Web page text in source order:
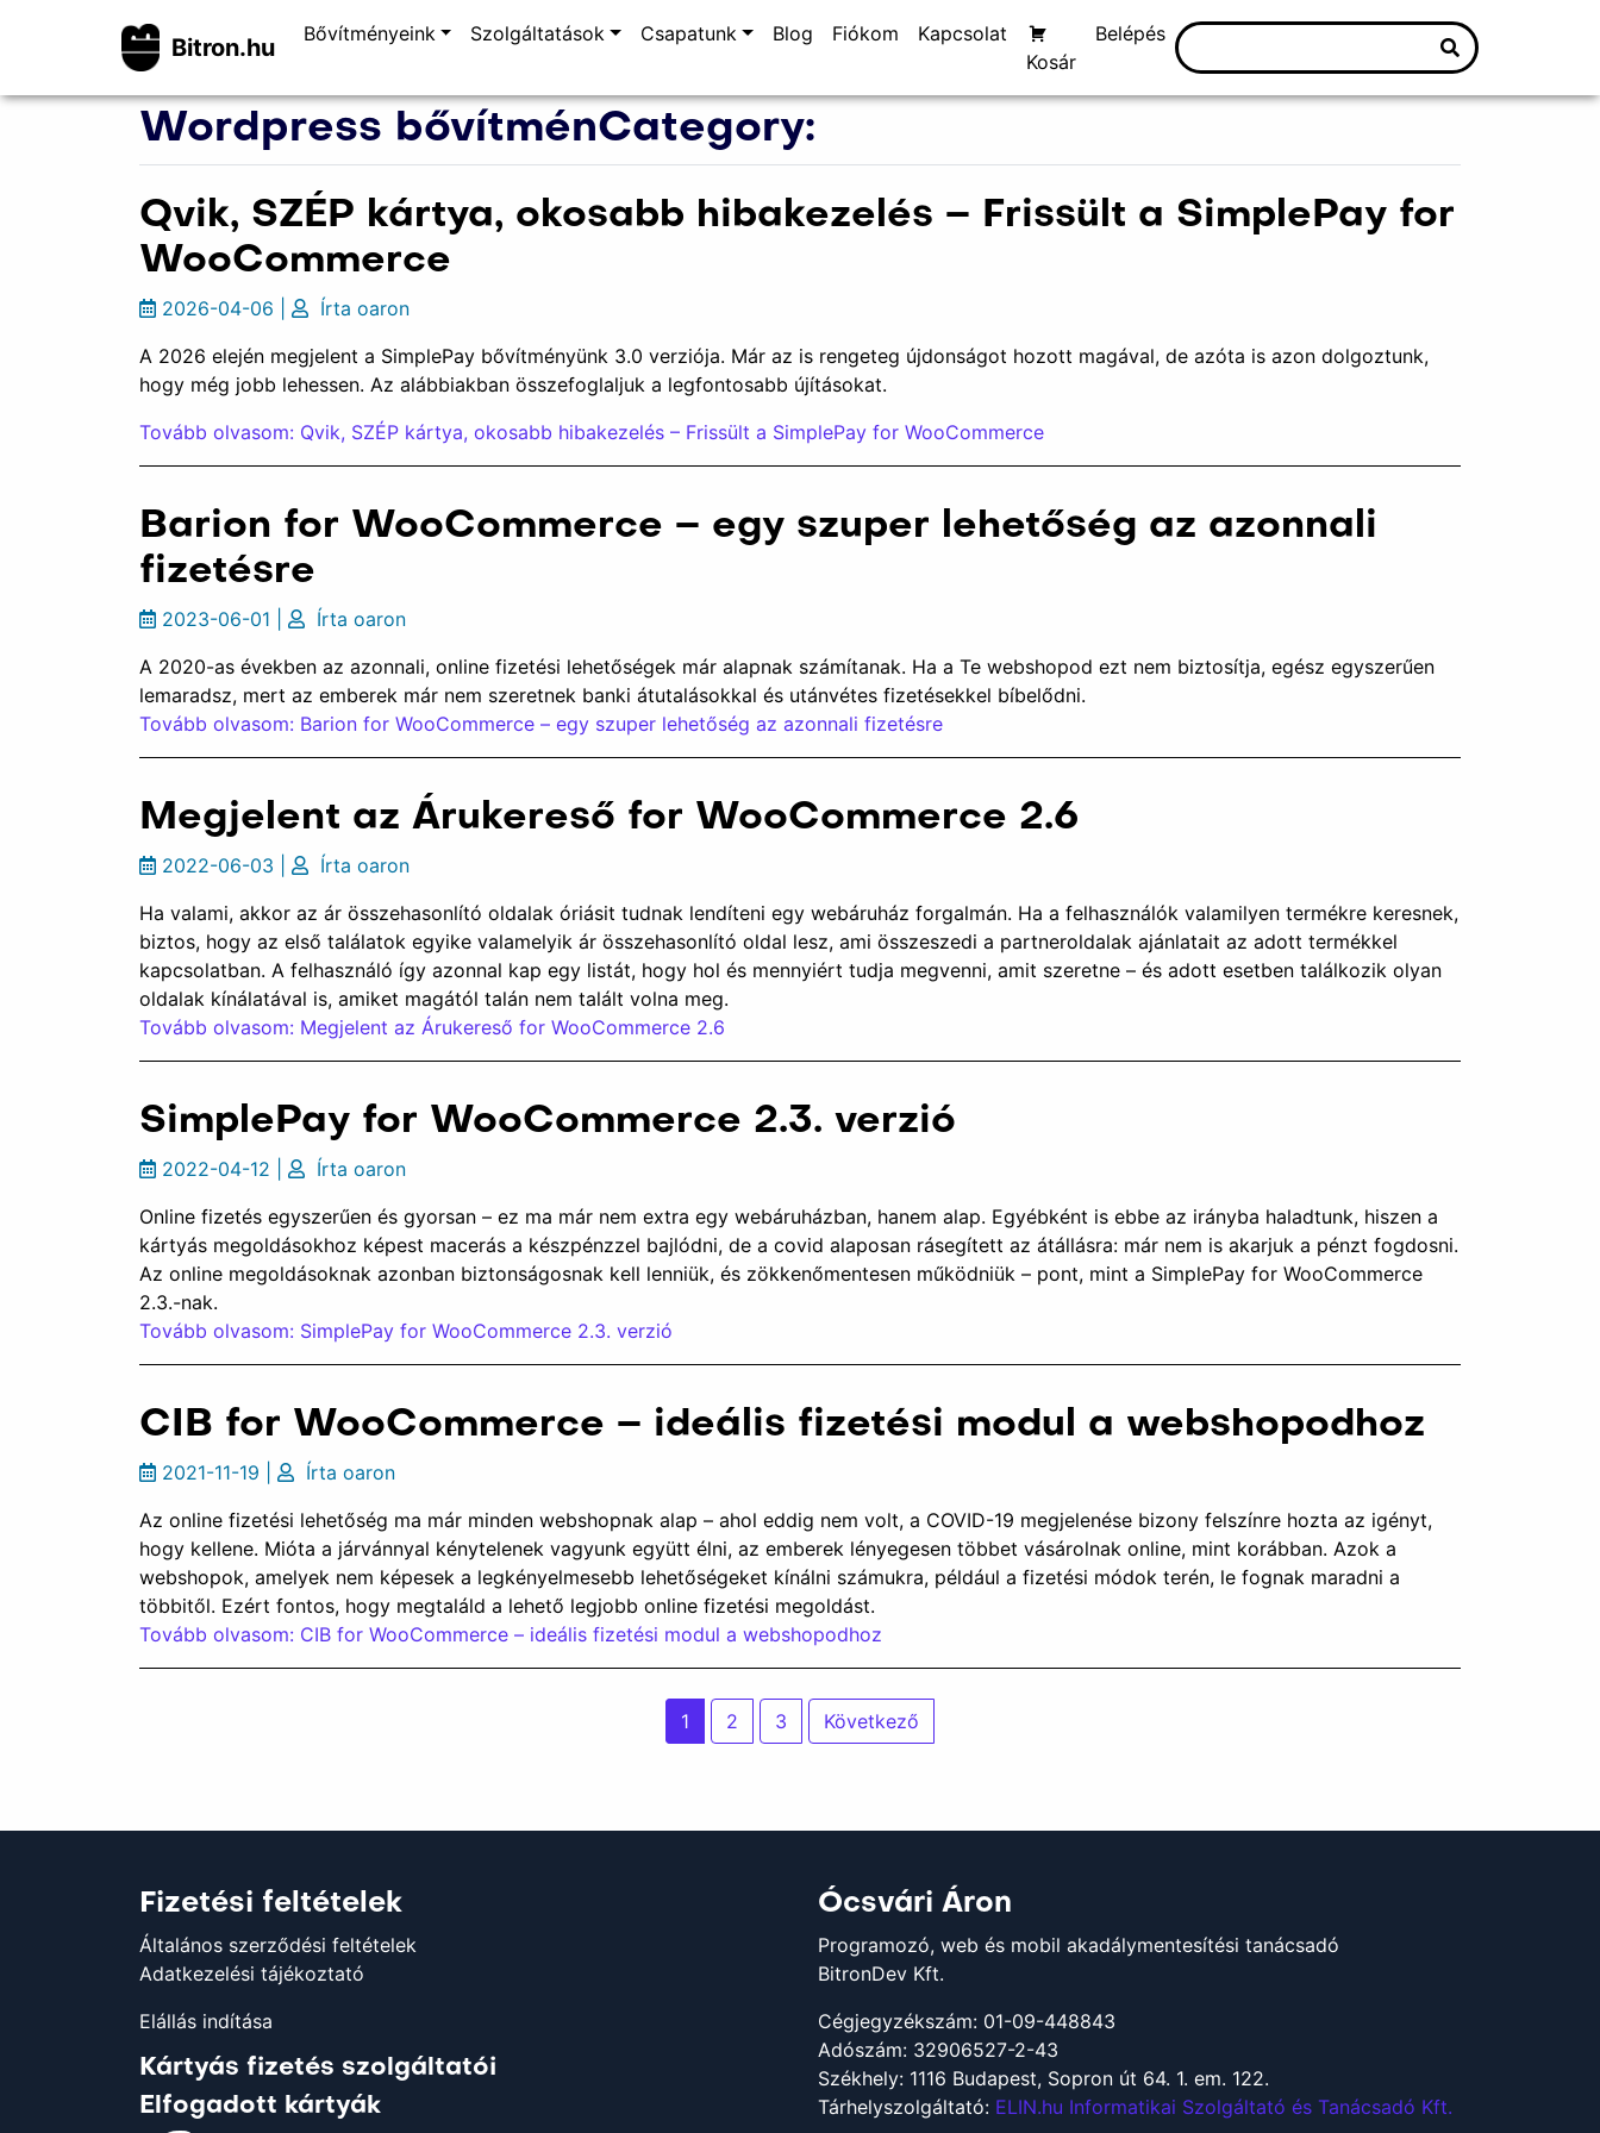
Bitron.hu Bővítményeink Szolgáltatások Csapatunk Blog Fiókom
Kapcsolat
Kosár
Belépés
Wordpress bővítménCategory:
Qvik, SZÉP kártya, okosabb hibakezelés – Frissült a SimplePay for
WooCommerce
2026-04-06 Írta oaron
A 2026 elején megjelent a SimplePay bővítményünk 3.0 verziója. Már az is rengeteg újdonságot hozott magával, de azóta is azon dolgoztunk,
hogy még jobb lehessen. Az alábbiakban összefoglaljuk a legfontosabb újításokat.
Tovább olvasom: Qvik, SZÉP kártya, okosabb hibakezelés – Frissült a SimplePay for WooCommerce
Barion for WooCommerce – egy szuper lehetőség az azonnali
fizetésre
2023-06-01 Írta oaron
A 2020-as években az azonnali, online fizetési lehetőségek már alapnak számítanak. Ha a Te webshopod ezt nem biztosítja, egész egyszerűen
lemaradsz, mert az emberek már nem szeretnek banki átutalásokkal és utánvétes fizetésekkel bíbelődni.
Tovább olvasom: Barion for WooCommerce – egy szuper lehetőség az azonnali fizetésre
Megjelent az Árukereső for WooCommerce 2.6
2022-06-03 Írta oaron
Ha valami, akkor az ár összehasonlító oldalak óriásit tudnak lendíteni egy webáruház forgalmán. Ha a felhasználók valamilyen termékre keresnek,
biztos, hogy az első találatok egyike valamelyik ár összehasonlító oldal lesz, ami összeszedi a partneroldalak ajánlatait az adott termékkel
kapcsolatban. A felhasználó így azonnal kap egy listát, hogy hol és mennyiért tudja megvenni, amit szeretne – és adott esetben találkozik olyan
oldalak kínálatával is, amiket magától talán nem talált volna meg.
Tovább olvasom: Megjelent az Árukereső for WooCommerce 2.6
SimplePay for WooCommerce 2.3. verzió
2022-04-12 Írta oaron
Online fizetés egyszerűen és gyorsan – ez ma már nem extra egy webáruházban, hanem alap. Egyébként is ebbe az irányba haladtunk, hiszen a
kártyás megoldásokhoz képest macerás a készpénzzel bajlódni, de a covid alaposan rásegített az átállásra: már nem is akarjuk a pénzt fogdosni.
Az online megoldásoknak azonban biztonságosnak kell lenniük, és zökkenőmentesen működniük – pont, mint a SimplePay for WooCommerce
2.3.-nak.
Tovább olvasom: SimplePay for WooCommerce 2.3. verzió
CIB for WooCommerce – ideális fizetési modul a webshopodhoz
2021-11-19 Írta oaron
Az online fizetési lehetőség ma már minden webshopnak alap – ahol eddig nem volt, a COVID-19 megjelenése bizony felszínre hozta az igényt,
hogy kellene. Mióta a járvánnyal kénytelenek vagyunk együtt élni, az emberek lényegesen többet vásárolnak online, mint korábban. Azok a
webshopok, amelyek nem képesek a legkényelmesebb lehetőségeket kínálni számukra, például a fizetési módok terén, le fognak maradni a
többitől. Ezért fontos, hogy megtaláld a lehető legjobb online fizetési megoldást.
Tovább olvasom: CIB for WooCommerce – ideális fizetési modul a webshopodhoz
Bejegyzések
1 2 3 Következő
Fizetési feltételek
Általános szerződési feltételek
Adatkezelési tájékoztató
Elállás indítása
Kártyás fizetés szolgáltatói
Elfogadott kártyák
Ócsvári Áron
Programozó, web és mobil akadálymentesítési tanácsadó
BitronDev Kft.
Cégjegyzékszám: 01-09-448843
Adószám: 32906527-2-43
Székhely: 1116 Budapest, Sopron út 64. 1. em. 122.
Tárhelyszolgáltató: ELIN.hu Informatikai Szolgáltató és Tanácsadó Kft.